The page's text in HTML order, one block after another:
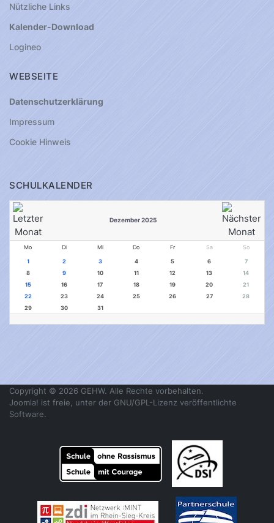
Nützliche Links
Kalender-Download
Logineo
WEBSEITE
Datenschutzerklärung
Impressum
Cookie Hinweis
SCHULKALENDER
Dezember 2025
Mo Di Mi Do Fr Sa So
1 2 3 4 5 6
7
8
9 10 11 12 13
14
15
16 17 18 19 20
21
22
23 24 25 26 27
28
29
30 31
Copyright © 2026 GEHW. Alle Rechte vorbehalten.
Joomla! ist freie, unter der GNU/GPL-Lizenz veröffentlichte
Software.